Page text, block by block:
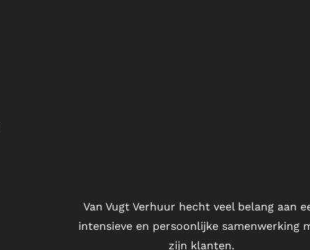
Van Vugt Verhuur hecht veel belang aan
intensieve en persoonlijke samenwerking
zijn klanten.